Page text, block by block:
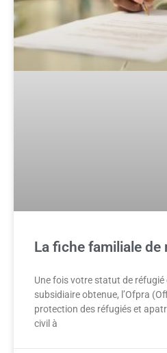
La fiche familiale de
Une fois votre statut de
subsidiaire obtenue, l’Ofpra
protection des réfugiés et
civil à